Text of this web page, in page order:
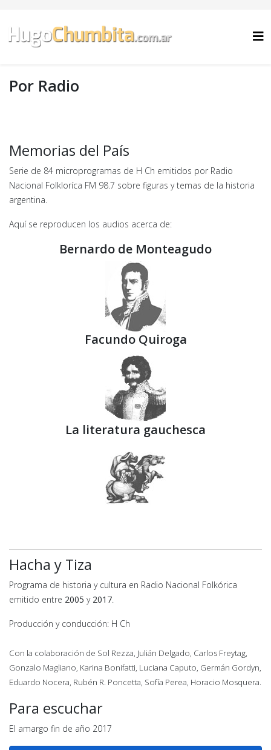
Por Radio
Memorias del País
Serie de 84 microprogramas de H Ch emitidos por Radio
Nacional Folkloríca FM 98.7 sobre figuras y temas de la historia
argentina.
Aquí se reproducen los audios acerca de:
Bernardo de Monteagudo
Facundo Quiroga
La literatura gauchesca
Hacha y Tiza
Programa de historia y cultura en Radio Nacional Folkórica
emitido entre 2005 y2017.
Producción y conducción: H Ch
Con la colaboración de Sol Rezza, Julián Delgado, Carlos Freytag,
Gonzalo Magliano, Karina Bonifatti, Luciana Caputo, Germán Gordyn,
Eduardo Nocera, Rubén R. Poncetta, Sofía Perea, Horacio Mosquera.
Para escuchar
El amargo fin de año 2017